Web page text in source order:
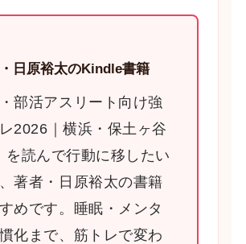
日原裕太のKindle書籍
・部活アスリート向け強
2026｜横浜・保土ヶ谷
を読んで行動に移したい
著者・日原裕太の書籍
めです。睡眠・メンタ
化まで、筋トレで変わ